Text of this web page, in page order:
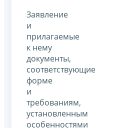
Заявление
и
прилагаемые
к нему
документы,
соответствующие
форме
и
требованиям,
установленным
особенностями